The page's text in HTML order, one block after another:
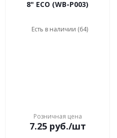
8" ECO (WB-P003)
Есть в наличии (64)
Розничная цена
7.25руб./шт